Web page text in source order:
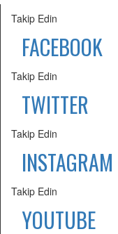
Takip Edin
FACEBOOK
Takip Edin
TWITTER
Takip Edin
INSTAGRAM
Takip Edin
YOUTUBE